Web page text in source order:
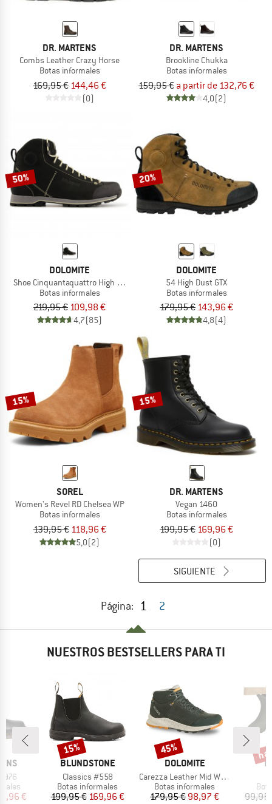
DR. MARTENS
Combs Leather Crazy Horse
Botas informales
169,95 € 144,46 €
(0)
DR. MARTENS
Brookline Chukka
Botas informales
159,95 € a partir de 132,76 €
4,0(2)
50%
DOLOMITE
Shoe Cinquantaquattro High FG GTX
Botas informales
219,95 € 109,98 €
4,7(85)
20%
DOLOMITE
54 High Dust GTX
Botas informales
179,95 € 143,96 €
4,8(4)
15%
SOREL
Women's Revel RD Chelsea WP
Botas informales
139,95 € 118,96 €
5,0(2)
15%
DR. MARTENS
Vegan 1460
Botas informales
199,95 € 169,96 €
(0)
Página: 1 2
SIGUIENTE
NUESTROS BESTSELLERS PARA TI
reducido
€
MARCA
BLUNDSTONE
Artículo
Classics #558
Product group
Botas informales
Precio
199,95 €Precio reducido
169,96 €
Descuento
15%
MARCA
DOLOMITE
Artículo
Carezza Leather Mid Waterproof
Product group
Botas informales
Precio
179,95 €Precio reducido
98,97 €
Descuento
45%
99,95